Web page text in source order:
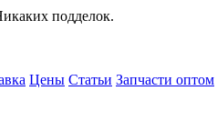
подделок.
Цены Статьи Запчасти оптом